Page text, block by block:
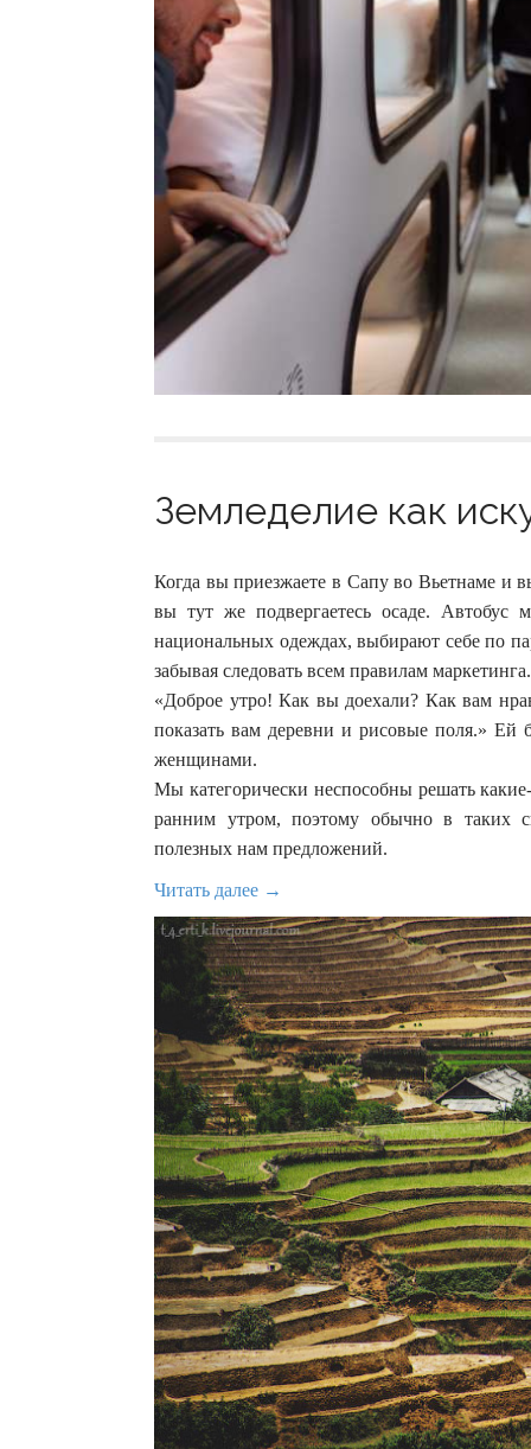
Земледелие как
Когда вы приезжаете в Сапу во Вьетнаме и
вы тут же подвергаетесь осаде. Автобус
национальных одеждах, выбирают себе по
забывая следовать всем правилам маркетинга.
«Доброе утро! Как вы доехали? Как вам
показать вам деревни и рисовые поля.»
женщинами.
Мы категорически неспособны решать
ранним утром, поэтому обычно в таких
полезных нам предложений.
Читать далее →